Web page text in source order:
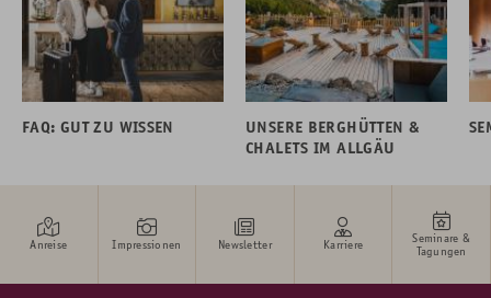
FAQ: GUT ZU WISSEN
UNSERE BERGHÜTTEN &
CHALETS IM ALLGÄU
Anreise Impressionen Newsletter Karriere
Seminare &
Tagungen